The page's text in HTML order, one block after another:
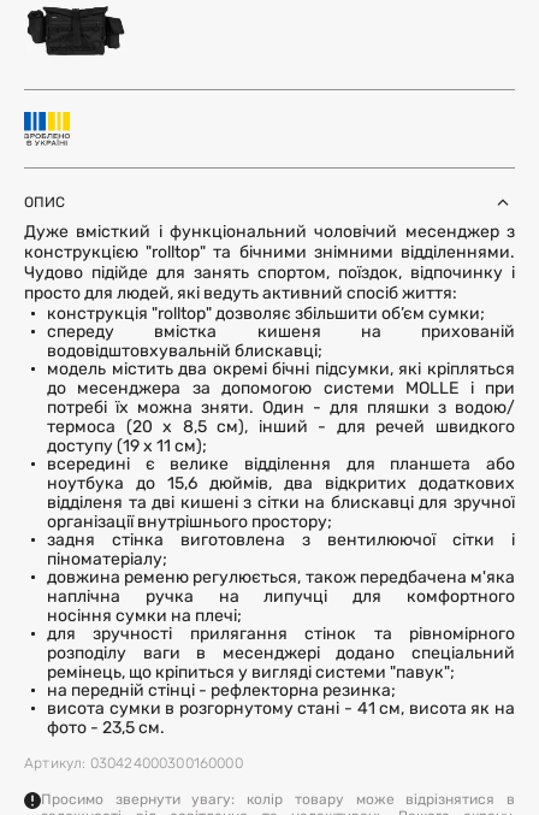
ОПИС
Дуже вмісткий і функціональний чоловічий месенджер з
конструкцією "rolltop" та бічними знімними відділеннями.
Чудово підійде для занять спортом, поїздок, відпочинку і
просто для людей, які ведуть активний спосіб життя:
конструкція "rolltop" дозволяє збільшити об’єм сумки;
спереду вмістка кишеня на прихованій
водовідштовхувальній блискавці;
модель містить два окремі бічні підсумки, які кріпляться
до месенджера за допомогою системи MOLLE і при
потребі їх можна зняти. Один - для пляшки з водою/
термоса (20 х 8,5 см), інший - для речей швидкого
доступу (19 х 11 см);
всередині є велике відділення для планшета або
ноутбука до 15,6 дюймів, два відкритих додаткових
відділеня та дві кишені з сітки на блискавці для зручної
організації внутрішнього простору;
задня стінка виготовлена з вентилюючої сітки і
піноматеріалу;
довжина ременю регулюється, також передбачена м'яка
наплічна ручка на липучці для комфортного
носіння сумки на плечі;
для зручності прилягання стінок та рівномірного
розподілу ваги в месенджері додано спеціальний
ремінець, що кріпиться у вигляді системи "павук";
на передній стінці - рефлекторна резинка;
висота сумки в розгорнутому стані - 41 см, висота як на
фото - 23,5 см.
Артикул: 030424000300160000
Просимо звернути увагу: колір товару може відрізнятися в